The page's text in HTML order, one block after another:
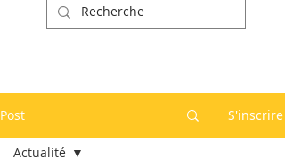
Post S'inscrire
Actualité